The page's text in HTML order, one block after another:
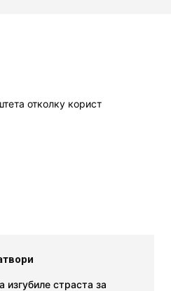
изгубиле страста за